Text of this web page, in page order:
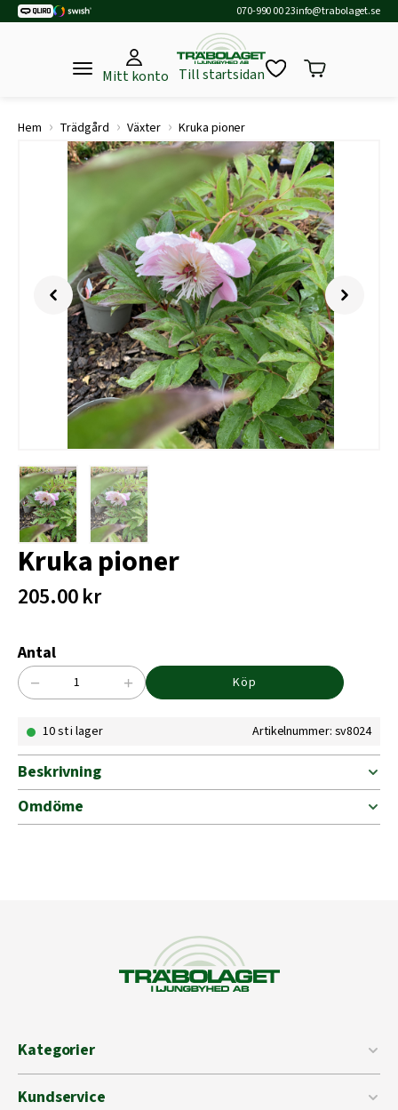
070-990 00 23info@trabolaget.se
Mitt konto Till startsidan
Hem › Trädgård › Växter › Kruka pioner
Kruka pioner
205.00kr
Antal
Kruka
mängd
− + Köp
10 st i lager Artikelnummer: sv8024
Beskrivning
Omdöme
Kategorier
Kundservice